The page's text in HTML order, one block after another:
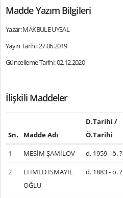
Madde Yazım Bilgileri
Yazar: MAKBULE UYSAL
Yayın Tarihi: 27.06.2019
Güncelleme Tarihi: 02.12.2020
İlişkili Maddeler
Sn. Madde Adı
D.Tarihi /
Ö.Tarihi
1
MESİM ŞAMİLOV d. 1959 - ö. ?
2
EHMED İSMAYIL
OĞLU
d. 1883 - ö. ?